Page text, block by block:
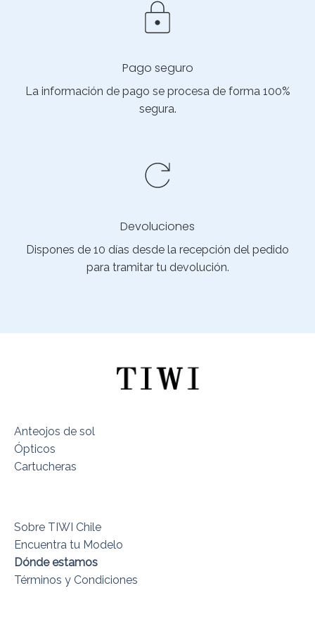
Pago seguro
La información de pago se procesa de forma 100%
segura.
Devoluciones
Dispones de 10 días desde la recepción del pedido
para tramitar tu devolución.
Anteojos de sol
Ópticos
Cartucheras
Sobre TIWI Chile
Encuentra tu Modelo
Dónde estamos
Términos y Condiciones